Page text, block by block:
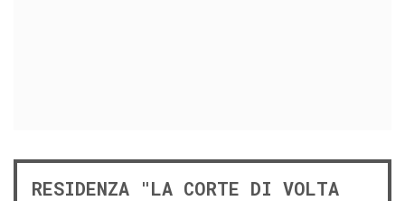
RESIDENZA "LA CORTE DI VOLTA